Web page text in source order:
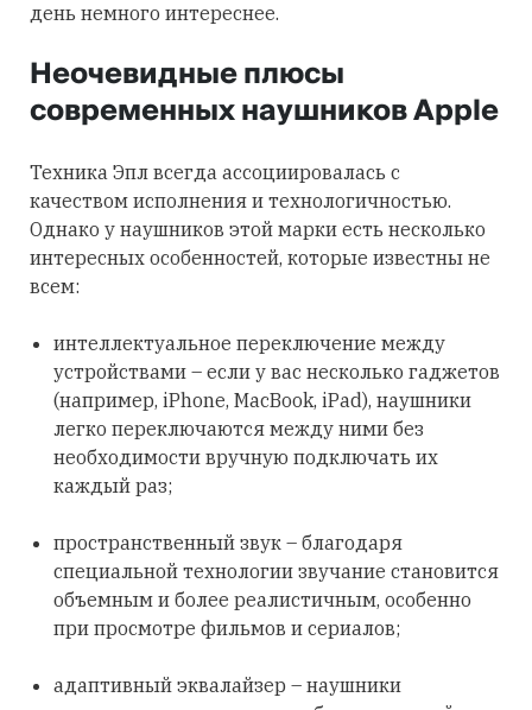
день немного интереснее.
Неочевидные плюсы
современных наушников Apple
Техника Эпл всегда ассоциировалась с
качеством исполнения и технологичностью.
Однако у наушников этой марки есть несколько
интересных особенностей, которые известны не
всем:
интеллектуальное переключение между
устройствами – если у вас несколько гаджетов
(например, iPhone, MacBook, iPad), наушники
легко переключаются между ними без
необходимости вручную подключать их
каждый раз;
пространственный звук – благодаря
специальной технологии звучание становится
объемным и более реалистичным, особенно
при просмотре фильмов и сериалов;
адаптивный эквалайзер – наушники